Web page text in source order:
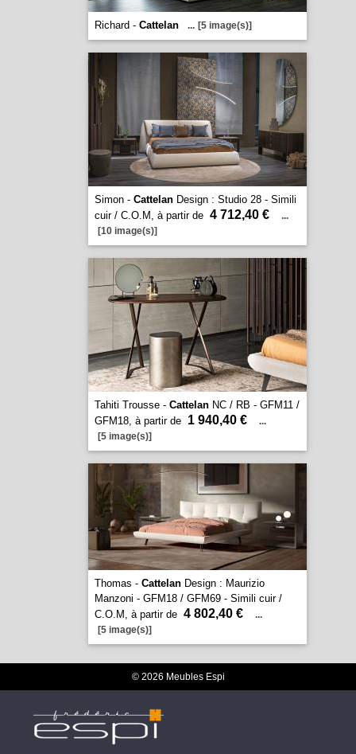
Richard - Cattelan ... [5 image(s)]
Simon - CattelanDesign : Studio 28 - Simili
cuir / C.O.M, à partir de 4 712,40 €
...
[10 image(s)]
Tahiti Trousse - CattelanNC / RB - GFM11 /
GFM18, à partir de 1 940,40 €
...
[5 image(s)]
Thomas - CattelanDesign : Maurizio
Manzoni - GFM18 / GFM69 - Simili cuir /
C.O.M, à partir de 4 802,40 €
...
[5 image(s)]
© 2026 Meubles Espi